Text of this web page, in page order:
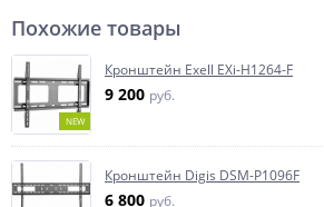
Похожие товары
NEW
Кронштейн Exell EXi-H1264-F
9 200 руб.
Кронштейн Digis DSM-P1096F
6 800 руб.